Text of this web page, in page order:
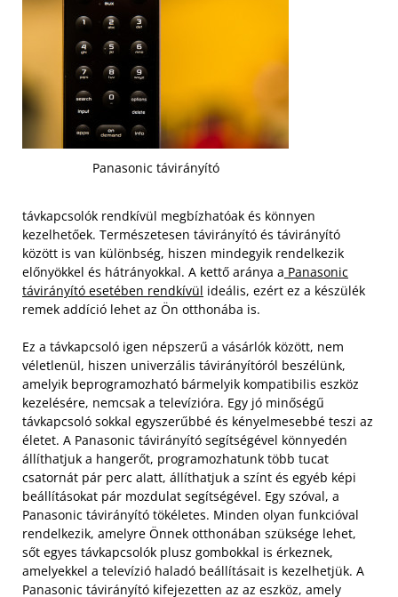
Panasonic távirányító
távkapcsolók rendkívül megbízhatóak és könnyen
kezelhetőek. Természetesen távirányító és távirányító
között is van különbség, hiszen mindegyik rendelkezik
előnyökkel és hátrányokkal. A kettő aránya a Panasonic
távirányító esetében rendkívül ideális, ezért ez a készülék
remek addíció lehet az Ön otthonába is.
Ez a távkapcsoló igen népszerű a vásárlók között, nem
véletlenül, hiszen univerzális távirányítóról beszélünk,
amelyik beprogramozható bármelyik kompatibilis eszköz
kezelésére, nemcsak a televízióra. Egy jó minőségű
távkapcsoló sokkal egyszerűbbé és kényelmesebbé teszi az
életet. A Panasonic távirányító segítségével könnyedén
állíthatjuk a hangerőt, programozhatunk több tucat
csatornát pár perc alatt, állíthatjuk a színt és egyéb képi
beállításokat pár mozdulat segítségével. Egy szóval, a
Panasonic távirányító tökéletes. Minden olyan funkcióval
rendelkezik, amelyre Önnek otthonában szüksége lehet,
sőt egyes távkapcsolók plusz gombokkal is érkeznek,
amelyekkel a televízió haladó beállításait is kezelhetjük. A
Panasonic távirányító kifejezetten az az eszköz, amely